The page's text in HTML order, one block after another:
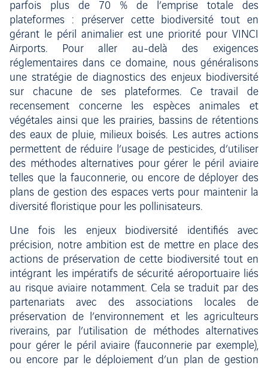
parfois plus de 70 % de l’emprise totale des
plateformes : préserver cette biodiversité tout en
gérant le péril animalier est une priorité pour VINCI
Airports. Pour aller au-delà des exigences
réglementaires dans ce domaine, nous généralisons
une stratégie de diagnostics des enjeux biodiversité
sur chacune de ses plateformes. Ce travail de
recensement concerne les espèces animales et
végétales ainsi que les prairies, bassins de rétentions
des eaux de pluie, milieux boisés. Les autres actions
permettent de réduire l’usage de pesticides, d’utiliser
des méthodes alternatives pour gérer le péril aviaire
telles que la fauconnerie, ou encore de déployer des
plans de gestion des espaces verts pour maintenir la
diversité floristique pour les pollinisateurs.
Une fois les enjeux biodiversité identifiés avec
précision, notre ambition est de mettre en place des
actions de préservation de cette biodiversité tout en
intégrant les impératifs de sécurité aéroportuaire liés
au risque aviaire notamment. Cela se traduit par des
partenariats avec des associations locales de
préservation de l’environnement et les agriculteurs
riverains, par l’utilisation de méthodes alternatives
pour gérer le péril aviaire (fauconnerie par exemple),
ou encore par le déploiement d’un plan de gestion